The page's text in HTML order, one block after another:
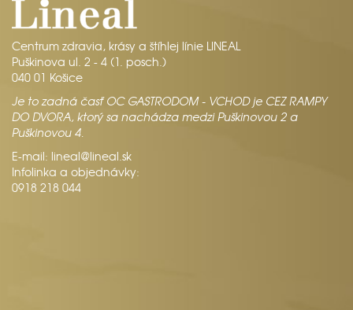
Centrum zdravia, krásy a štíhlej línie LINEAL
Puškinova ul. 2 - 4 (1. posch.)
040 01 Košice
Je to zadná časť OC GASTRODOM - VCHOD je CEZ RAMPY
DO DVORA, ktorý sa nachádza medzi Puškinovou 2 a
Puškinovou 4.
E-mail: lineal@lineal.sk
Infolinka a objednávky:
0918 218 044